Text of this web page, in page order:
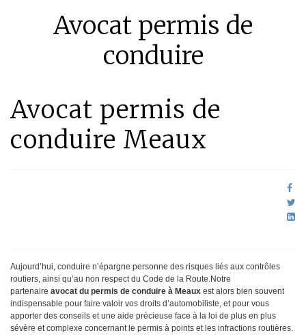
Avocat permis de
conduire
Avocat permis de
conduire Meaux
Aujourd’hui, conduire n’épargne personne des risques liés aux contrôles
routiers, ainsi qu’au non respect du Code de la Route.Notre
partenaire avocat du permis de conduire à Meaux est alors bien souvent
indispensable pour faire valoir vos droits d’automobiliste, et pour vous
apporter des conseils et une aide précieuse face à la loi de plus en plus
sévère et complexe concernant le permis à points et les infractions routières.